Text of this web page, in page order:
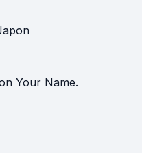
Your Name.